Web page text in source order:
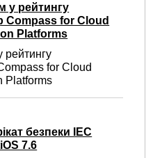
у рейтингу
Compass for Cloud
Platforms
рейтингу
for Cloud
Platforms
безпеки IEC
7.6